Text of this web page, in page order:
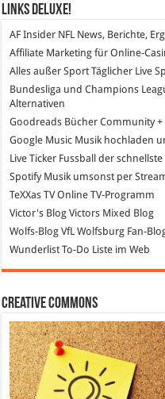
Links DeLuXe!
AF Insider NFL News, Berichte,
Affiliate Marketing für Online-
Alles außer SportTäglicher Live
Bundesliga und Champions
Alternativen
Goodreads Bücher Community +
Google Music Musik hochladen
Live Ticker Fussball
der schnellste
SpotifyMusik umsonst per
TeXXas TVOnline TV-Programm
Victor's Blog Victors Mixed Blog
Wolfs-Blog VfL Wolfsburg Fan-
WunderlistTo-Do Liste im Web
Creative Commons